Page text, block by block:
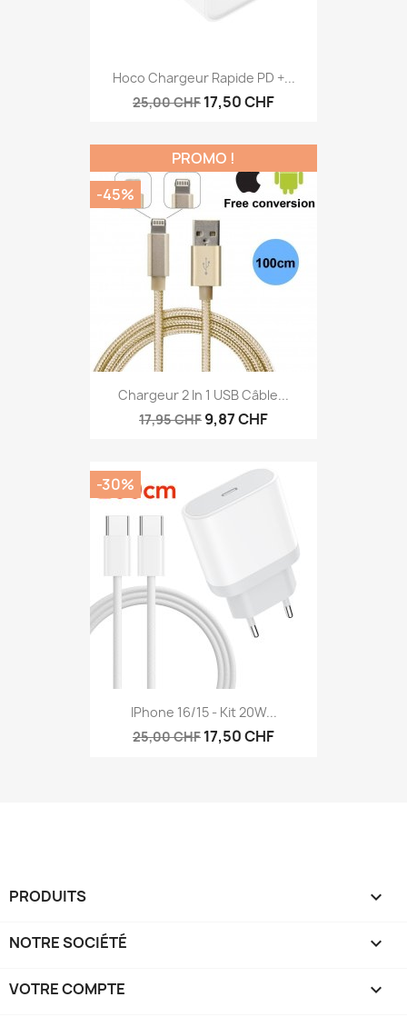
Hoco Chargeur Rapide PD +...
25,00 CHF 17,50 CHF
Chargeur 2 In 1 USB Câble...
17,95 CHF 9,87 CHF
PROMO !
-45%
IPhone 16/15 - Kit 20W...
25,00 CHF 17,50 CHF
-30%
PRODUITS 
NOTRE SOCIÉTÉ 
VOTRE COMPTE 